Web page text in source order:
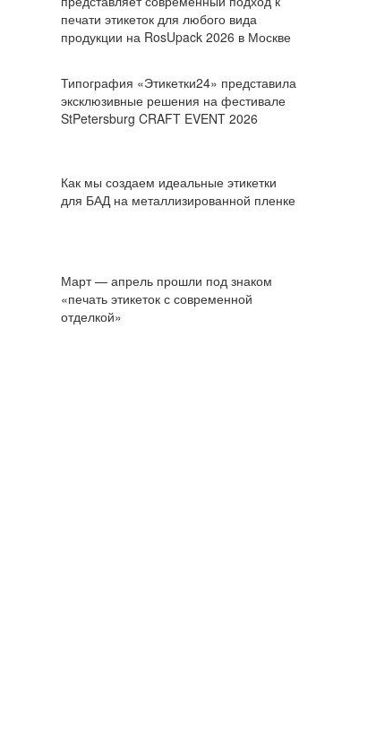
печати этикеток для любого вида
продукции на RosUpack 2026 в Москве
Типография «Этикетки24» представила
эксклюзивные решения на фестивале
StPetersburg CRAFT EVENT 2026
Как мы создаем идеальные этикетки
для БАД на металлизированной пленке
Март — апрель прошли под знаком
«печать этикеток с современной
отделкой»